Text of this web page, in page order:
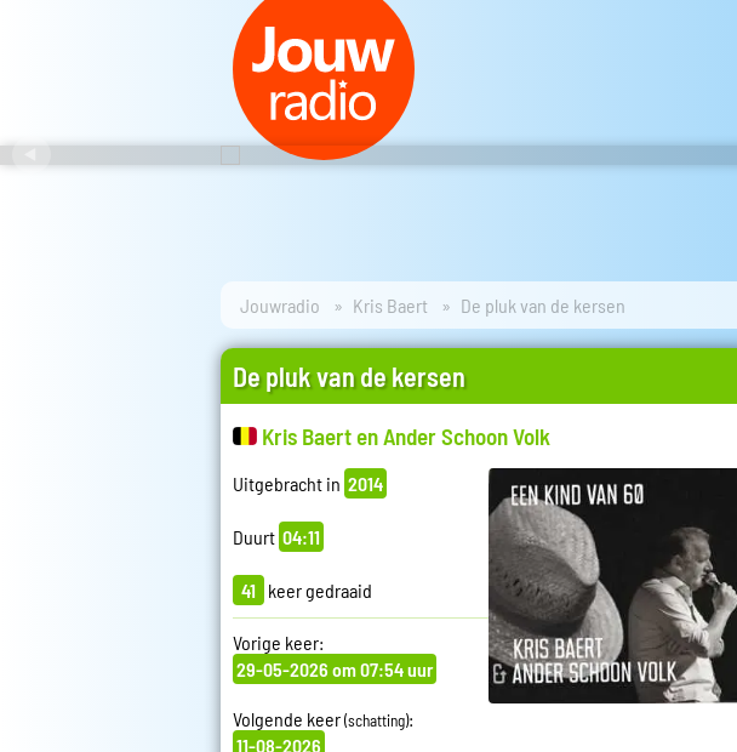
Jouwradio Kris Baert De pluk van de kersen
De pluk van de kersen
Kris Baert en Ander Schoon Volk
Uitgebracht in 2014
Duurt 04:11
41 keer gedraaid
Vorige keer:
29-05-2026 om 07:54 uur
Volgende keer(schatting):
11-08-2026